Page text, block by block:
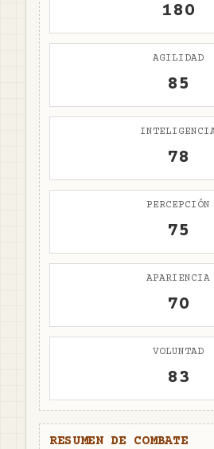
180
AGILIDAD
85
78
PERCEPCIÓN
75
APARIENCIA
70
VOLUNTAD
83
RESUMEN DE COMBATE